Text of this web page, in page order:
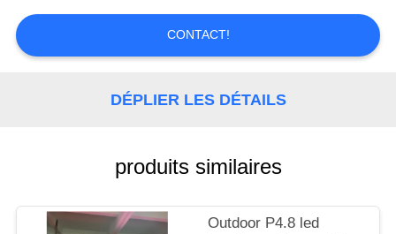
QUALITÉ
CONTACTER
NOUVELLES
DEMANDEZ
CONTACT!
DÉPLIER LES DÉTAILS
produits similaires
Outdoor P4.8 led